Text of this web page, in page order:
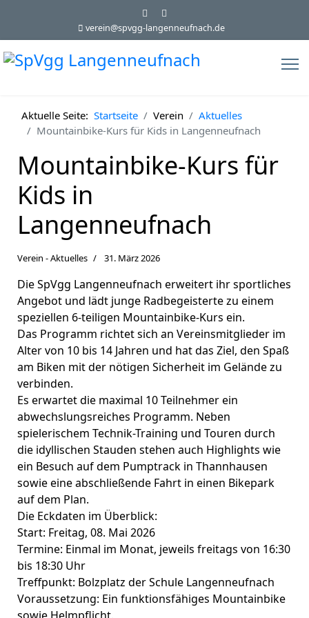
verein@spvgg-langenneufnach.de
Aktuelle Seite: Startseite Verein
Aktuelles
Mountainbike-Kurs für Kids in Langenneufnach
Mountainbike-Kurs für
Kids in
Langenneufnach
Verein - Aktuelles 31. März 2026
​Die SpVgg Langenneufnach erweitert ihr sportliches
Angebot und lädt junge Radbegeisterte zu einem
speziellen 6-teiligen Mountainbike-Kurs ein.
Das Programm richtet sich an Vereinsmitglieder im
Alter von 10 bis 14 Jahren und hat das Ziel, den Spaß
am Biken mit der nötigen Sicherheit im Gelände zu
verbinden.
​Es erwartet die maximal 10 Teilnehmer ein
abwechslungsreiches Programm. Neben
spielerischem Technik-Training und Touren durch
die idyllischen Stauden stehen auch Highlights wie
ein Besuch auf dem Pumptrack in Thannhausen
sowie eine abschließende Fahrt in einen Bikepark
auf dem Plan.
​Die Eckdaten im Überblick:
​Start: Freitag, 08. Mai 2026
​Termine: Einmal im Monat, jeweils freitags von 16:30
bis 18:30 Uhr
​Treffpunkt: Bolzplatz der Schule Langenneufnach
​Voraussetzung: Ein funktionsfähiges Mountainbike